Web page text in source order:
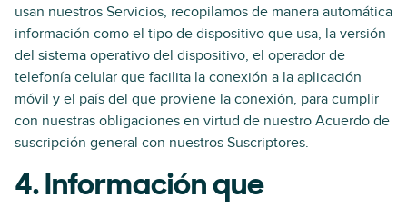
usan nuestros Servicios, recopilamos de manera automática
información como el tipo de dispositivo que usa, la versión
del sistema operativo del dispositivo, el operador de
telefonía celular que facilita la conexión a la aplicación
móvil y el país del que proviene la conexión, para cumplir
con nuestras obligaciones en virtud de nuestro Acuerdo de
suscripción general con nuestros Suscriptores.
4. Información que